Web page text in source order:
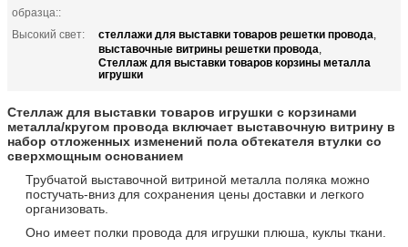
образца::
Высокий свет: стеллажи для выставки товаров решетки провода,
выставочные витрины решетки провода,
Стеллаж для выставки товаров корзины металла
игрушки
Стеллаж для выставки товаров игрушки с корзинами
металла/кругом провода включает выставочную витрину в
набор отложенных изменений пола обтекателя втулки со
сверхмощным основанием
Трубчатой выставочной витриной металла поляка можно
постучать-вниз для сохранения цены доставки и легкого
организовать.
Оно имеет полки провода для игрушки плюша, куклы ткани.